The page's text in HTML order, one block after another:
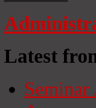
Latest
Seminar